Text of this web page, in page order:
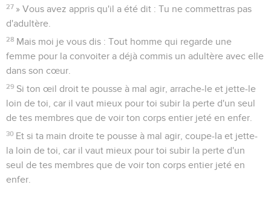
27 » Vous avez appris qu'il a été dit : Tu ne commettras pas
d'adultère.
28 Mais moi je vous dis : Tout homme qui regarde une
femme pour la convoiter a déjà commis un adultère avec elle
dans son cœur.
29 Si ton œil droit te pousse à mal agir, arrache-le et jette-le
loin de toi, car il vaut mieux pour toi subir la perte d'un seul
de tes membres que de voir ton corps entier jeté en enfer.
30 Et si ta main droite te pousse à mal agir, coupe-la et jette-
la loin de toi, car il vaut mieux pour toi subir la perte d'un
seul de tes membres que de voir ton corps entier jeté en
enfer.